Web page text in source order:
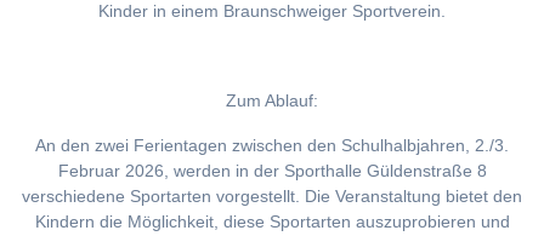
Kinder in einem Braunschweiger Sportverein.
Zum Ablauf:
An den zwei Ferientagen zwischen den Schulhalbjahren, 2./3.
Februar 2026, werden in der Sporthalle Güldenstraße 8
verschiedene Sportarten vorgestellt. Die Veranstaltung bietet den
Kindern die Möglichkeit, diese Sportarten auszuprobieren und